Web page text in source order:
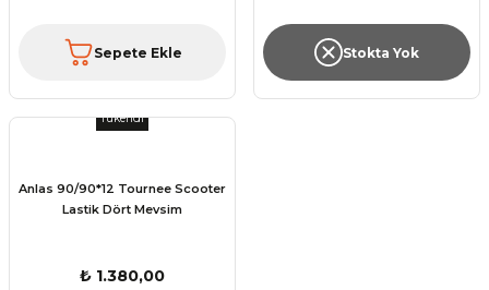
Sepete Ekle Stokta Yok
Tükendi
Anlas 90/90*12 Tournee Scooter
Lastik Dört Mevsim
₺ 1.380,00